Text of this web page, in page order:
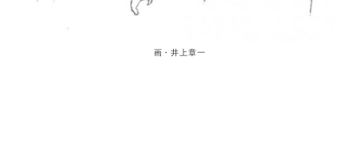
画・井上章一